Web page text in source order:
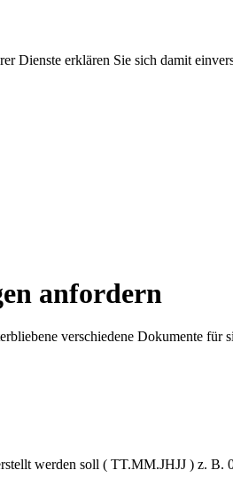
Dienste erklären Sie sich damit
anfordern
verschiedene Dokumente
werden soll ( TT.MM.JHJJ ) z.